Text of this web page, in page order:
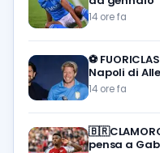
14 ore fa
⚽️
Napoli di
14 ore fa
pensa a